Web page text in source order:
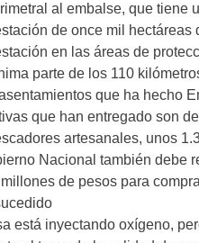
al embalse, que tiene
de once mil hectáreas
en las áreas de
parte de los 110
que ha hecho
que han entregado son
artesanales, unos
Nacional también debe
de pesos para
está inyectando oxígeno,